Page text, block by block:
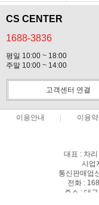
CS CENTER
1688-3836
평일 10:00 ~ 18:00
주말 10:00 ~ 14:00
고객센터 연결
이용안내 이용
대표 : 차
사업
통신판매업
전화 :
주소 : 대